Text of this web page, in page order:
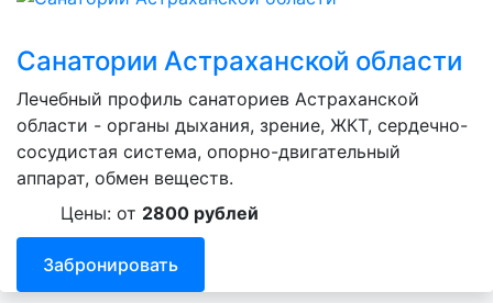
Санатории Астраханской области
Лечебный профиль санаториев Астраханской
области - органы дыхания, зрение, ЖКТ, сердечно-
сосудистая система, опорно-двигательный
аппарат, обмен веществ.
Цены: от 2800 рублей
Забронировать